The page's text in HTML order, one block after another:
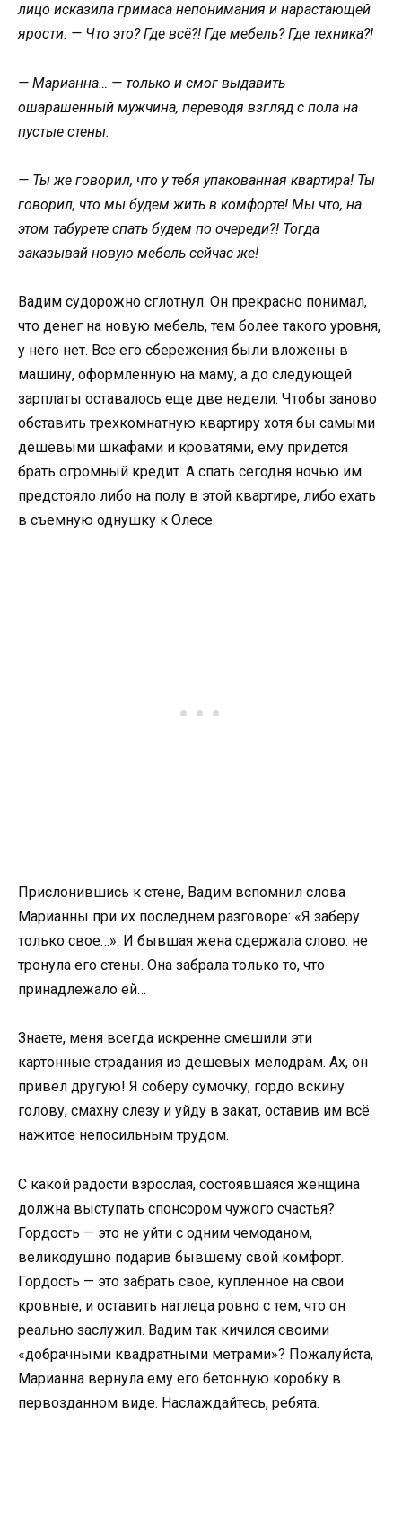
лицо исказила гримаса непонимания и нарастающей
ярости. — Что это? Где всё?! Где мебель? Где техника?!
— Марианна… — только и смог выдавить
ошарашенный мужчина, переводя взгляд с пола на
пустые стены.
— Ты же говорил, что у тебя упакованная квартира! Ты
говорил, что мы будем жить в комфорте! Мы что, на
этом табурете спать будем по очереди?! Тогда
заказывай новую мебель сейчас же!
Вадим судорожно сглотнул. Он прекрасно понимал,
что денег на новую мебель, тем более такого уровня,
у него нет. Все его сбережения были вложены в
машину, оформленную на маму, а до следующей
зарплаты оставалось еще две недели. Чтобы заново
обставить трехкомнатную квартиру хотя бы самыми
дешевыми шкафами и кроватями, ему придется
брать огромный кредит. А спать сегодня ночью им
предстояло либо на полу в этой квартире, либо ехать
в съемную однушку к Олесе.
Прислонившись к стене, Вадим вспомнил слова
Марианны при их последнем разговоре: «Я заберу
только свое…». И бывшая жена сдержала слово: не
тронула его стены. Она забрала только то, что
принадлежало ей…
Знаете, меня всегда искренне смешили эти
картонные страдания из дешевых мелодрам. Ах, он
привел другую! Я соберу сумочку, гордо вскину
голову, смахну слезу и уйду в закат, оставив им всё
нажитое непосильным трудом.
С какой радости взрослая, состоявшаяся женщина
должна выступать спонсором чужого счастья?
Гордость — это не уйти с одним чемоданом,
великодушно подарив бывшему свой комфорт.
Гордость — это забрать свое, купленное на свои
кровные, и оставить наглеца ровно с тем, что он
реально заслужил. Вадим так кичился своими
«добрачными квадратными метрами»? Пожалуйста,
Марианна вернула ему его бетонную коробку в
первозданном виде. Наслаждайтесь, ребята.